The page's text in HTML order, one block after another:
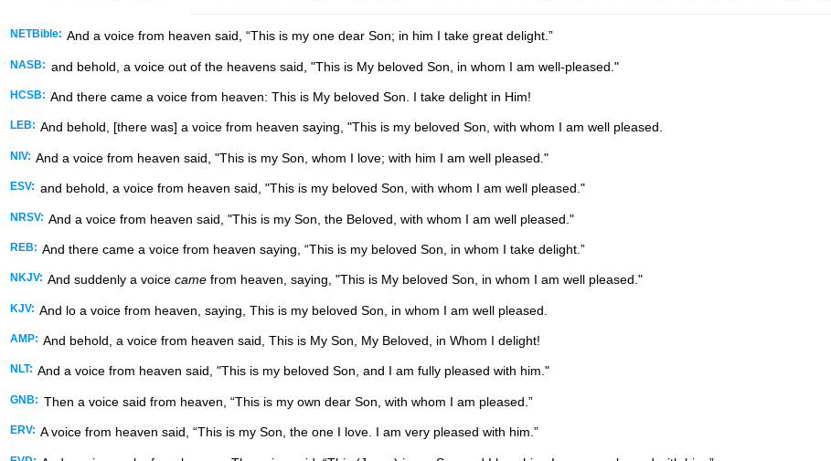
NETBible: And a voice from heaven said, “This is my one dear Son; in him I take great delight.”
NASB: and behold, a voice out of the heavens said, "This is My beloved Son, in whom I am well-pleased."
HCSB: And there came a voice from heaven: This is My beloved Son. I take delight in Him!
LEB: And behold, [there was] a voice from heaven saying, "This is my beloved Son, with whom I am well pleased.
NIV: And a voice from heaven said, "This is my Son, whom I love; with him I am well pleased."
ESV: and behold, a voice from heaven said, "This is my beloved Son, with whom I am well pleased."
NRSV: And a voice from heaven said, "This is my Son, the Beloved, with whom I am well pleased."
REB: And there came a voice from heaven saying, “This is my beloved Son, in whom I take delight.”
NKJV: And suddenly a voice came from heaven, saying, "This is My beloved Son, in whom I am well pleased."
KJV: And lo a voice from heaven, saying, This is my beloved Son, in whom I am well pleased.
AMP: And behold, a voice from heaven said, This is My Son, My Beloved, in Whom I delight!
NLT: And a voice from heaven said, "This is my beloved Son, and I am fully pleased with him."
GNB: Then a voice said from heaven, “This is my own dear Son, with whom I am pleased.”
ERV: A voice from heaven said, “This is my Son, the one I love. I am very pleased with him.”